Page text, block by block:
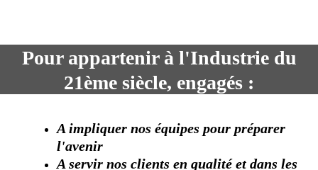
Pour appartenir à l'Industrie du
21ème siècle, engagés :
A impliquer nos équipes pour préparer
l'avenir
A servir nos clients en qualité et dans les